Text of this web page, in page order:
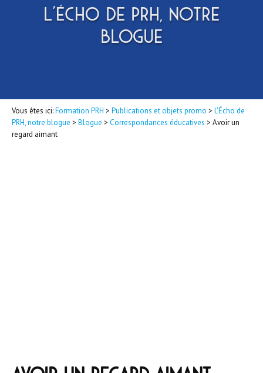
L'ÉCHO DE PRH, NOTRE
BLOGUE
Vous êtes ici:Formation PRH > Publications et objets promo > L'Écho de
PRH, notre blogue > Blogue > Correspondances éducatives > Avoir un
regard aimant